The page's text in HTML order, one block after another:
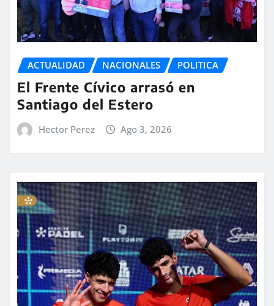
ACTUALIDAD NACIONALES POLITICA
El Frente Cívico arrasó en
Santiago del Estero
Hector Perez Ago 3, 2026